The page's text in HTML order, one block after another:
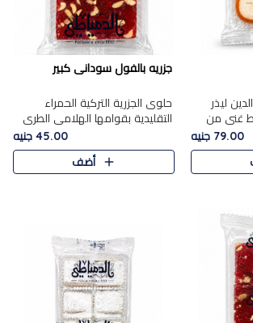
ليذر
غني من
تجمع بين
79.00 جنيه
جزريه بالفول سودانى كبير
حلوى الجزرية التركية الحمراء
التقليدية بقوامها الهلامي الطري
ولونها الأحمر المميز، محشوة
بسخاء بالفول السوداني المحمص
لتمنحك توازنًا رائعًا ..
45.00 جنيه
أضف